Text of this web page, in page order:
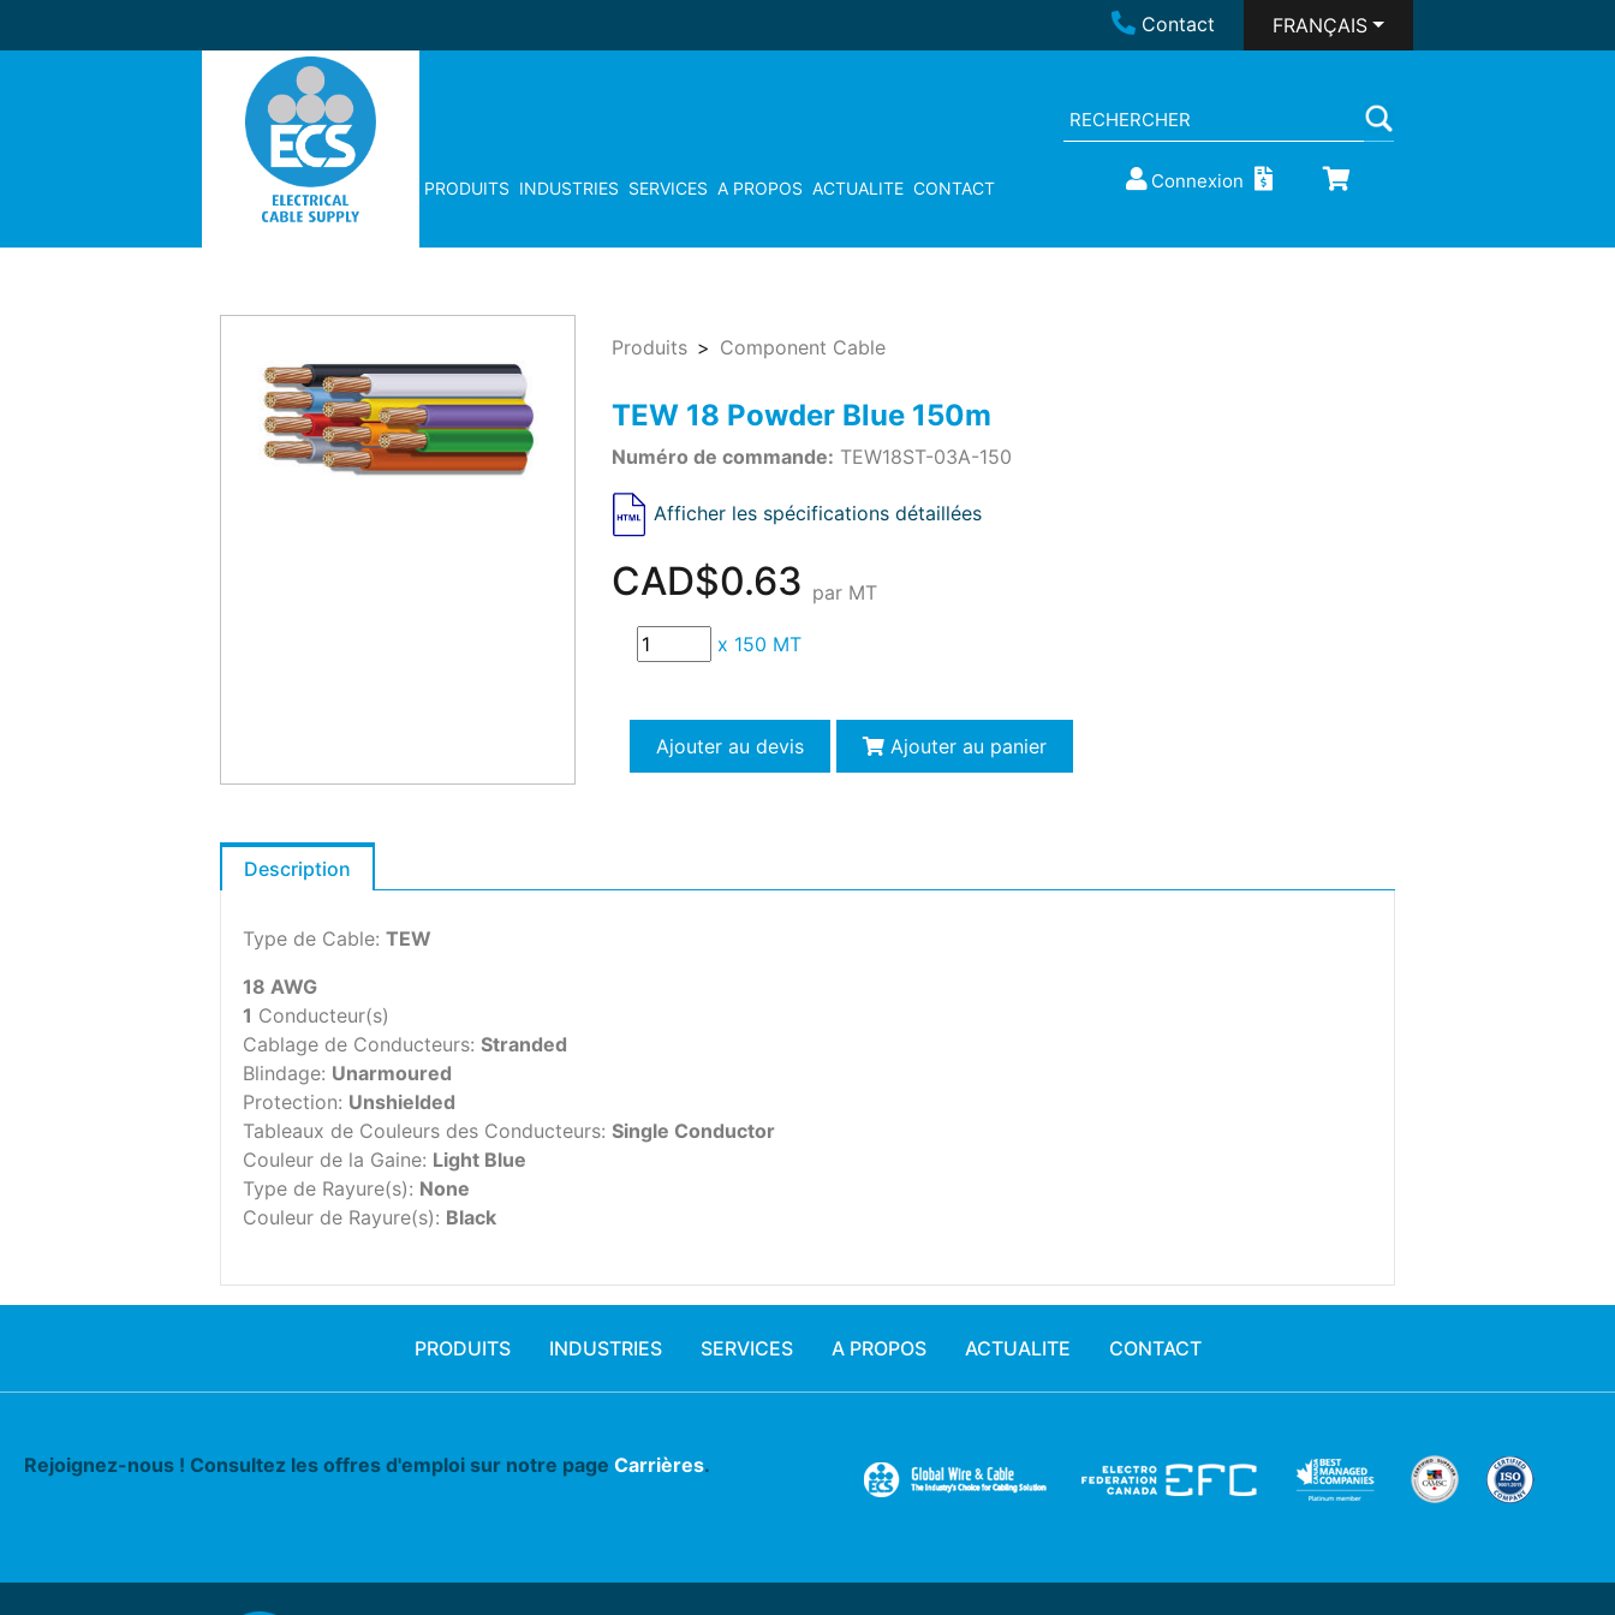
Contact FRANÇAIS
PRODUITS INDUSTRIES SERVICES A PROPOS ACTUALITE CONTACT Connexion
Produits Component Cable
TEW 18 Powder Blue 150m
Numéro de commande: TEW18ST-03A-150
Afficher les spécifications détaillées
CAD$0.63 par MT
x 150 MT
Ajouter au devis Ajouter au panier
Description
Type de Cable: TEW
18 AWG
1 Conducteur(s)
Cablage de Conducteurs: Stranded
Blindage: Unarmoured
Protection: Unshielded
Tableaux de Couleurs des Conducteurs: Single Conductor
Couleur de la Gaine: Light Blue
Type de Rayure(s): None
Couleur de Rayure(s): Black
PRODUITS INDUSTRIES SERVICES A PROPOS ACTUALITE CONTACT
Rejoignez-nous ! Consultez les offres d'emploi sur notre page Carrières.